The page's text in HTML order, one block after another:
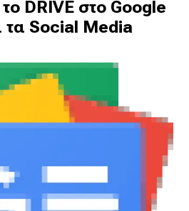
DRIVE στο Google
τα Social Media